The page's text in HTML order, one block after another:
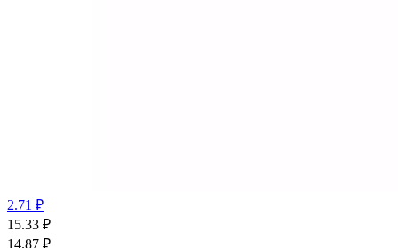
2.71 ₽
15.33 ₽
14.87 ₽